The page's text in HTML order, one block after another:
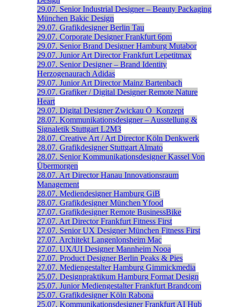
29.07. Senior Industrial Designer – Beauty Packaging
München Bakic Design
29.07. Grafikdesigner Berlin Tau
29.07. Corporate Designer Frankfurt 6pm
29.07. Senior Brand Designer Hamburg Mutabor
29.07. Junior Art Director Frankfurt Lepetitmax
29.07. Senior Designer – Brand Identity
Herzogenaurach Adidas
29.07. Junior Art Director Mainz Bartenbach
29.07. Grafiker / Digital Designer Remote Nature
Heart
29.07. Digital Designer Zwickau Ö_Konzept
28.07. Kommunikationsdesigner – Ausstellung &
Signaletik Stuttgart L2M3
28.07. Creative Art / Art Director Köln Denkwerk
28.07. Grafikdesigner Stuttgart Almato
28.07. Senior Kommunikations­designer Kassel Von
Übermorgen
28.07. Art Director Hanau Innovationsraum
Management
28.07. Mediendesigner Hamburg GiB
28.07. Grafikdesigner München Yfood
27.07. Grafikdesigner Remote BusinessBike
27.07. Art Director Frankfurt Fitness First
27.07. Senior UX Designer München Fitness First
27.07. Architekt Langenlonsheim Mac
27.07. UX/UI Designer Mannheim Nooa
27.07. Product Designer Berlin Peaks & Pies
27.07. Mediengestalter Hamburg Gimmickmedia
25.07. Designpraktikum Hamburg Format Design
25.07. Junior Mediengestalter Frankfurt Brandcom
25.07. Grafikdesigner Köln Rabona
25.07. Kommunikationsdesigner Frankfurt AI Hub